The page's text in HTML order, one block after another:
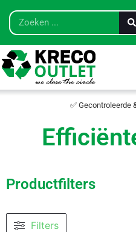
✅ Gecontroleerde
Productfilters
Filters